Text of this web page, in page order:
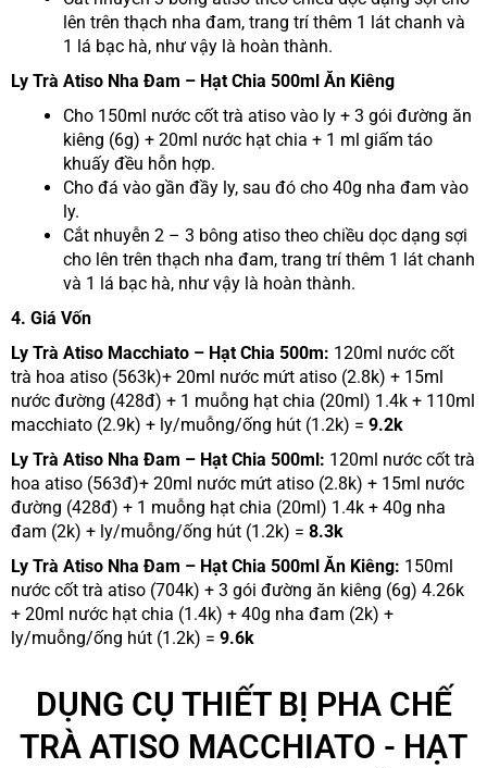
lên trên thạch nha đam, trang trí thêm 1 lát chanh và
1 lá bạc hà, như vậy là hoàn thành.
Ly Trà Atiso Nha Đam – Hạt Chia 500ml Ăn Kiêng
Cho 150ml nước cốt trà atiso vào ly + 3 gói đường ăn
kiêng (6g) + 20ml nước hạt chia + 1 ml giấm táo
khuấy đều hỗn hợp.
Cho đá vào gần đầy ly, sau đó cho 40g nha đam vào
ly.
Cắt nhuyễn 2 – 3 bông atiso theo chiều dọc dạng sợi
cho lên trên thạch nha đam, trang trí thêm 1 lát chanh
và 1 lá bạc hà, như vậy là hoàn thành.
4. Giá Vốn
Ly Trà Atiso Macchiato – Hạt Chia 500m: 120ml nước cốt
trà hoa atiso (563k)+ 20ml nước mứt atiso (2.8k) + 15ml
nước đường (428đ) + 1 muỗng hạt chia (20ml) 1.4k + 110ml
macchiato (2.9k) + ly/muỗng/ống hút (1.2k) = 9.2k
Ly Trà Atiso Nha Đam – Hạt Chia 500ml: 120ml nước cốt trà
hoa atiso (563đ)+ 20ml nước mứt atiso (2.8k) + 15ml nước
đường (428đ) + 1 muỗng hạt chia (20ml) 1.4k + 40g nha
đam (2k) + ly/muỗng/ống hút (1.2k) = 8.3k
Ly Trà Atiso Nha Đam – Hạt Chia 500ml Ăn Kiêng: 150ml
nước cốt trà atiso (704k) + 3 gói đường ăn kiêng (6g) 4.26k
+ 20ml nước hạt chia (1.4k) + 40g nha đam (2k) +
ly/muỗng/ống hút (1.2k) = 9.6k
DỤNG CỤ THIẾT BỊ PHA CHẾ
TRÀ ATISO MACCHIATO - HẠT